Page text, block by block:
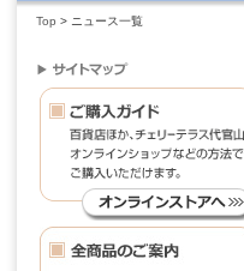
Top > ニュース一覧